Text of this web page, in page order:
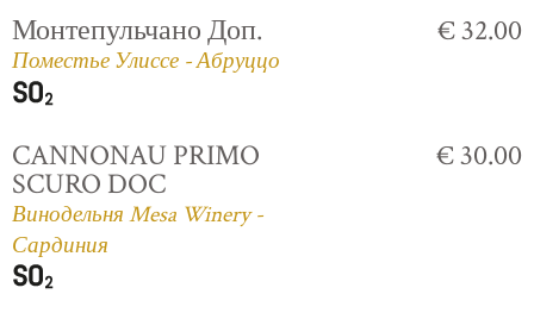
Монтепульчано Доп.
Поместье Улиссе - Абруццо
€ 32.00
CANNONAU PRIMO
SCURO DOC
Винодельня Mesa Winery -
Сардиния
€ 30.00